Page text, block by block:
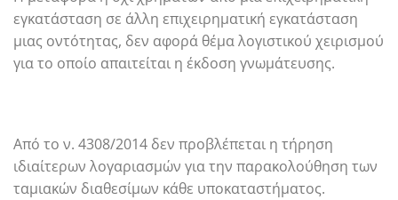
εγκατάσταση σε άλλη επιχειρηματική εγκατάσταση
μιας οντότητας, δεν αφορά θέμα λογιστικού χειρισμού
για το οποίο απαιτείται η έκδοση γνωμάτευσης.
Από το ν. 4308/2014 δεν προβλέπεται η τήρηση
ιδιαίτερων λογαριασμών για την παρακολούθηση των
ταμιακών διαθεσίμων κάθε υποκαταστήματος.